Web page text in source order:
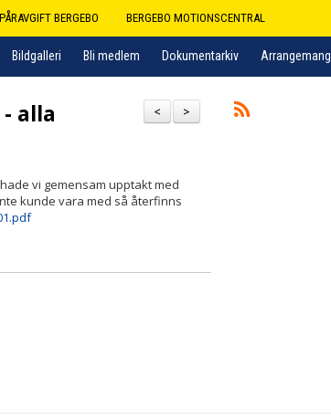
BERGEBO BERGEBO MOTIONSCENTRAL
Bildgalleri Bli medlem Dokumentarkiv Arrangemang
>
<
alla
vi gemensam upptakt med
kunde vara med så återfinns